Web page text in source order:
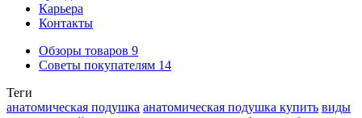
Карьера
Контакты
Обзоры товаров 9
Советы покупателям 14
Теги
анатомическая подушка анатомическая подушка купить виды